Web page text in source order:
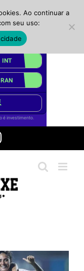
Instagram
Ao continuar a
seu uso: